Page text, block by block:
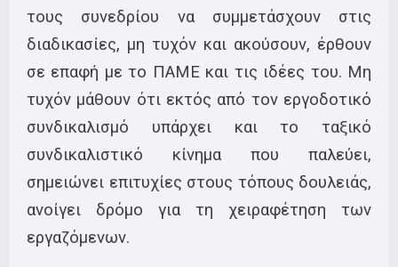
τους συνεδρίου να συμμετάσχουν στις
διαδικασίες, μη τυχόν και ακούσουν, έρθουν
σε επαφή με το ΠΑΜΕ και τις ιδέες του. Μη
τυχόν μάθουν ότι εκτός από τον εργοδοτικό
συνδικαλισμό υπάρχει και το ταξικό
συνδικαλιστικό κίνημα που παλεύει,
σημειώνει επιτυχίες στους τόπους δουλειάς,
ανοίγει δρόμο για τη χειραφέτηση των
εργαζόμενων.